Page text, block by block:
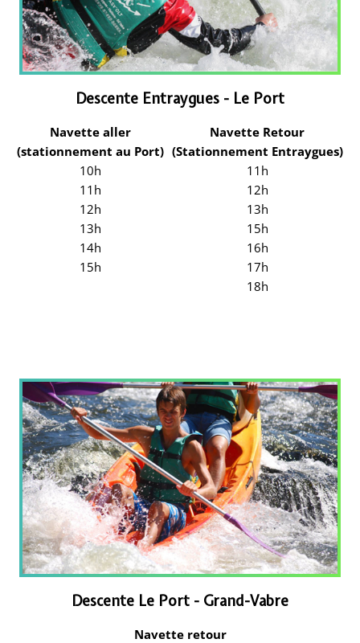
Descente Entraygues - Le Port
Navette aller
(stationnement au Port)
Navette Retour
(Stationnement Entraygues)
10h
11h
11h
12h
12h
13h
13h
15h
14h
16h
15h
17h
18h
Descente Le Port - Grand-Vabre
Navette retour